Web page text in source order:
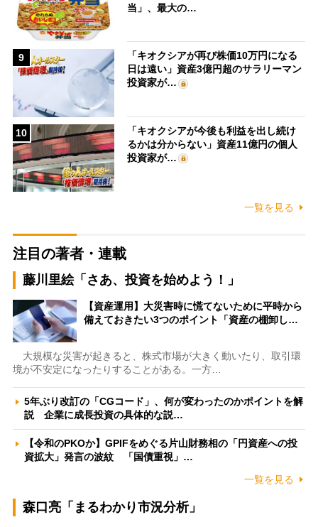
当」、最大の…
9
「キオクシアが再び株価10万円になる
日は遠い」資産3億円超のサラリーマン
投資家が…
10
「キオクシアが今後も利益を出し続け
るかは分からない」資産11億円の個人
投資家が…
一覧を見る
注目の著者・連載
藤川里絵「さあ、投資を始めよう！」
【資産運用】大災害時に慌てないために平時から
備えておきたい3つのポイント「資産の棚卸し…
大規模な災害が起きると、株式市場が大きく動いたり、取引環
境が不安定になったりすることがある。一方…
5年ぶり改訂の「CGコード」、何が変わったのかポイントを解
説 企業に成長投資の具体的な説…
【令和のPKOか】GPIFをめぐる片山財務相の「円資産への投
資拡大」発言の波紋 「国債重視」…
一覧を見る
森口亮「まるわかり市況分析」